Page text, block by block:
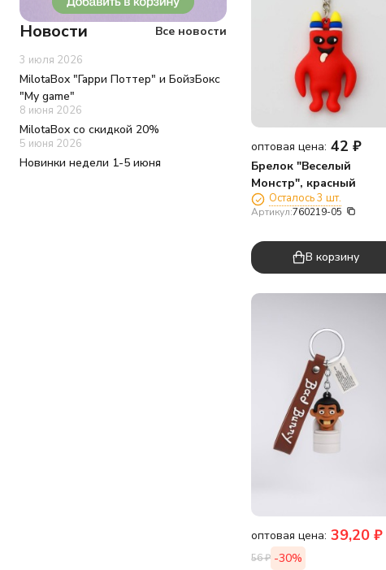
оптовая цена: 42 ₽
Брелок "Веселый
Монстр", красный
Осталось 3 шт.
Артикул:760219-05
В корзину
оптовая цена: 39,20 ₽
56₽ -30%
Новости Все новости
3 июля 2026
MilotaBox "Гарри Поттер" и БойзБокс
"My game"
8 июня 2026
MilotaBox со скидкой 20%
5 июня 2026
Новинки недели 1-5 июня